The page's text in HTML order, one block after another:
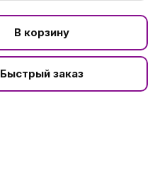
В корзину
Быстрый заказ